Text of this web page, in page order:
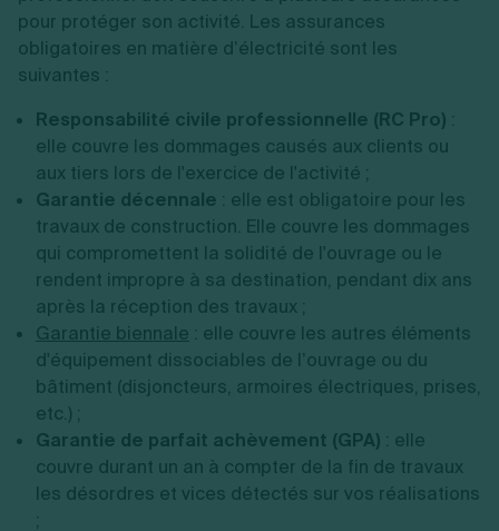
pour protéger son activité. Les assurances
obligatoires en matière d’électricité sont les
suivantes :
Responsabilité civile professionnelle (RC Pro) :
elle couvre les dommages causés aux clients ou
aux tiers lors de l'exercice de l'activité ;
Garantie décennale : elle est obligatoire pour les
travaux de construction. Elle couvre les dommages
qui compromettent la solidité de l'ouvrage ou le
rendent impropre à sa destination, pendant dix ans
après la réception des travaux ;
Garantie biennale : elle couvre les autres éléments
d'équipement dissociables de l’ouvrage ou du
bâtiment (disjoncteurs, armoires électriques, prises,
etc.) ;
Garantie de parfait achèvement (GPA) : elle
couvre durant un an à compter de la fin de travaux
les désordres et vices détectés sur vos réalisations
;